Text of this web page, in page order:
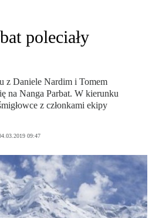
poleciały
z Daniele Nardim i Tomem
na Nanga Parbat. W kierunku
z członkami ekipy
09:47